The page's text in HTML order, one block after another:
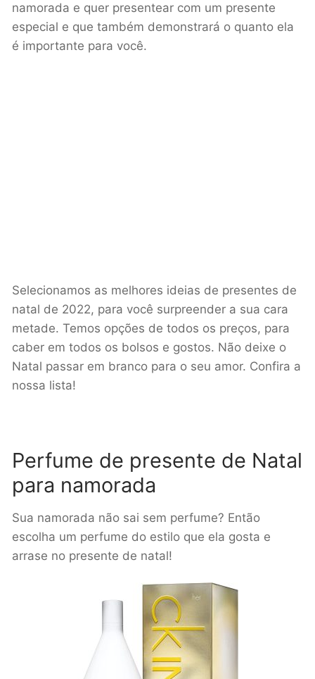
namorada e quer presentear com um presente
especial e que também demonstrará o quanto ela
é importante para você.
Selecionamos as melhores ideias de presentes de
natal de 2022, para você surpreender a sua cara
metade. Temos opções de todos os preços, para
caber em todos os bolsos e gostos. Não deixe o
Natal passar em branco para o seu amor. Confira a
nossa lista!
Perfume de presente de Natal
para namorada
Sua namorada não sai sem perfume? Então
escolha um perfume do estilo que ela gosta e
arrase no presente de natal!